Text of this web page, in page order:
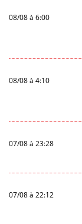
08/08 à 6:00
08/08 à 4:10
07/08 à 23:28
07/08 à 22:12